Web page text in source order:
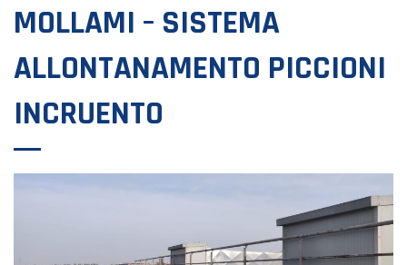
MOLLAMI – SISTEMA
ALLONTANAMENTO PICCIONI
INCRUENTO